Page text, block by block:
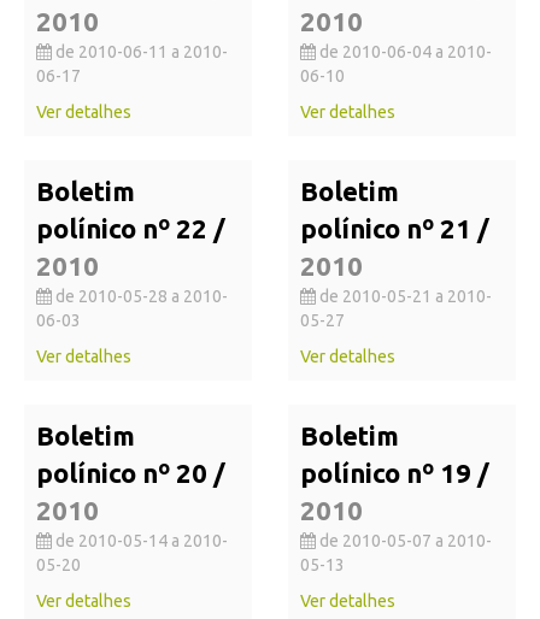
2010
de 2010-06-11 a 2010-
06-17
Ver detalhes
2010
de 2010-06-04 a 2010-
06-10
Ver detalhes
Boletim
polínico nº 22 /
2010
de 2010-05-28 a 2010-
06-03
Ver detalhes
Boletim
polínico nº 21 /
2010
de 2010-05-21 a 2010-
05-27
Ver detalhes
Boletim
polínico nº 20 /
2010
de 2010-05-14 a 2010-
05-20
Ver detalhes
Boletim
polínico nº 19 /
2010
de 2010-05-07 a 2010-
05-13
Ver detalhes